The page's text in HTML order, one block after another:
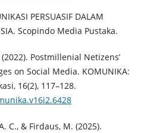
PERSUASIF DALAM
Scopindo Media Pustaka.
Postmillenial Netizens’
on Social Media. KOMUNIKA:
16(2), 117–128.
C., & Firdaus, M. (2025).